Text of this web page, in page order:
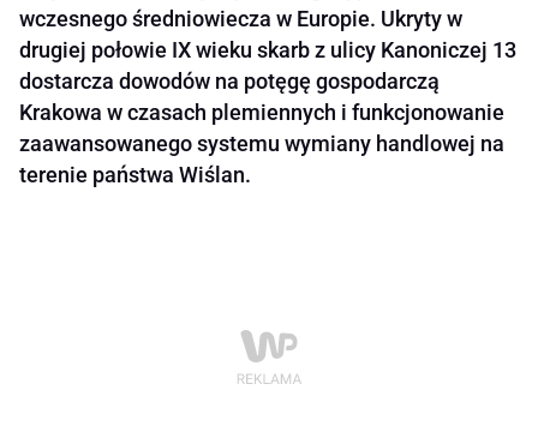
wczesnego średniowiecza w Europie. Ukryty w
drugiej połowie IX wieku skarb z ulicy Kanoniczej 13
dostarcza dowodów na potęgę gospodarczą
Krakowa w czasach plemiennych i funkcjonowanie
zaawansowanego systemu wymiany handlowej na
terenie państwa Wiślan.